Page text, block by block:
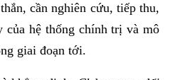
cần nghiên cứu, tiếp thu,
của hệ thống chính trị và mô
giai đoạn tới.